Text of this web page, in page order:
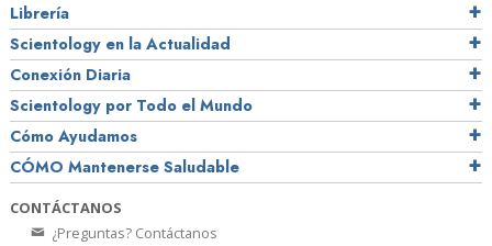
Librería
Scientology en la Actualidad
Conexión Diaria
Scientology por Todo el Mundo
Cómo Ayudamos
CÓMO Mantenerse Saludable
CONTÁCTANOS
¿Preguntas? Contáctanos